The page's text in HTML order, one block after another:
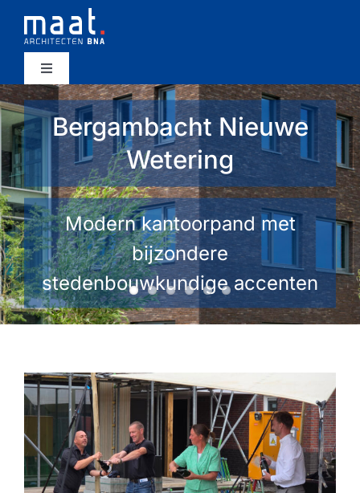
naar
inhoud
Toggle
Navigation
projecten
bureau
werkwijze
nieuws
contact
Bergambacht Nieuwe
Wetering
Modern kantoorpand met
bijzondere
stedenbouwkundige accenten